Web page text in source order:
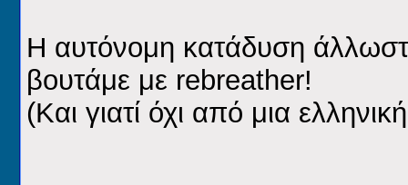
Η αυτόνομη κατάδυση
βουτάμε με rebreather!
(Και γιατί όχι από μια